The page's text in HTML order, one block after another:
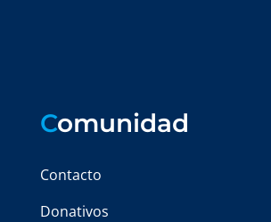
Comunidad
Contacto
Donativos